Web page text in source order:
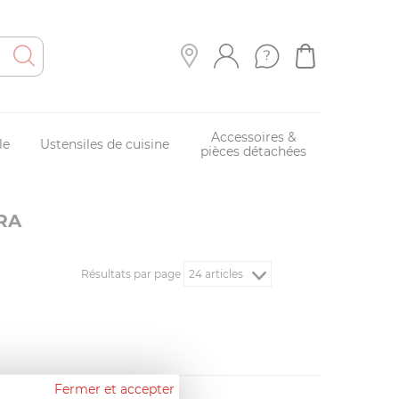
Ustensiles de cuisine
Accessoires &
pièces détachées
Résultats par page
Fermer et accepter